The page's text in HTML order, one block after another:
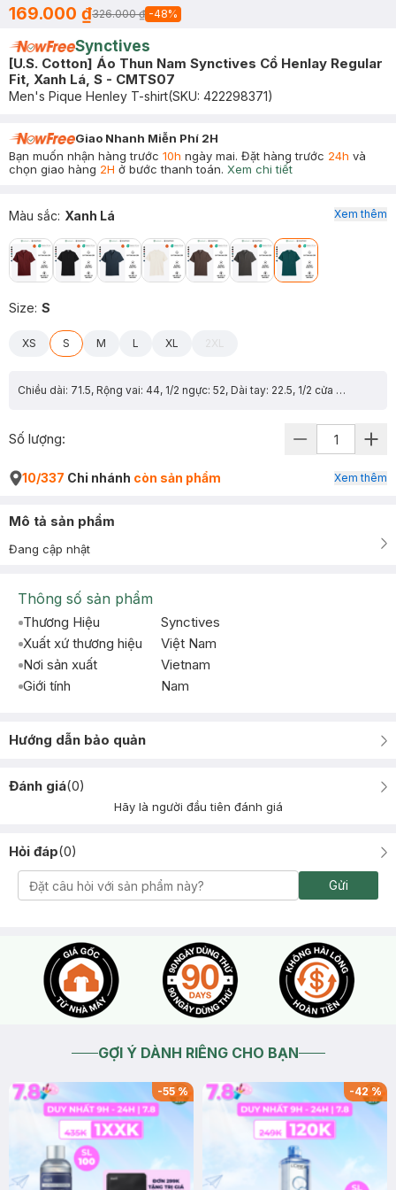
169.000 ₫326.000 ₫ -48%
Synctives
[U.S. Cotton] Áo Thun Nam Synctives Cổ Henlay Regular
Fit, Xanh Lá, S - CMTS07
Men's Pique Henley T-shirt(SKU: 422298371)
Giao Nhanh Miễn Phí 2H
Bạn muốn nhận hàng trước 10h ngày mai. Đặt hàng trước 24h và
chọn giao hàng 2H ở bước thanh toán. Xem chi tiết
Màu sắc: Xanh Lá
Size: S
XS S M L XL 2XL
Chiều dài: 71.5, Rộng vai: 44, 1/2 ngực: 52, Dài tay: 22.5, 1/2 cửa tay: 16
Xem thêm
Số lượng:
10/337 Chi nhánh còn sản phẩm Xem thêm
Mô tả sản phẩm
Đang cập nhật
Thông số sản phẩm
Thương Hiệu
Synctives
Xuất xứ thương hiệu
Việt Nam
Nơi sản xuất
Vietnam
Giới tính
Nam
Hướng dẫn bảo quản
Đánh giá(0)
Hãy là người đầu tiên đánh giá
Hỏi đáp(0)
Gửi
GỢI Ý DÀNH RIÊNG CHO BẠN
-55% -42%